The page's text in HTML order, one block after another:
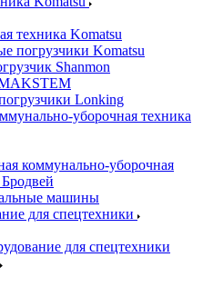
техника Komatsu
погрузчики Komatsu
Shanmon
Lonking
уборочная техника
коммунально-уборочная
машины
для спецтехники
для спецтехники